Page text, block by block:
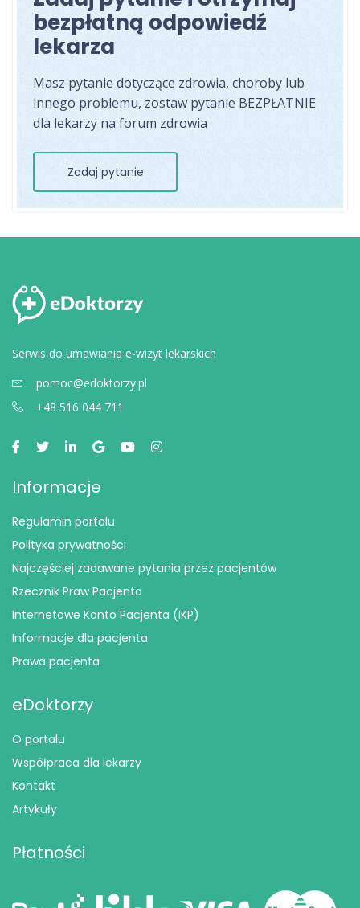
bezpłatną odpowiedź
lekarza
Masz pytanie dotyczące zdrowia, choroby lub
innego problemu, zostaw pytanie BEZPŁATNIE
dla lekarzy na forum zdrowia
Zadaj pytanie
Serwis do umawiania e-wizyt lekarskich
pomoc@edoktorzy.pl
+48 516 044 711
Informacje
Regulamin portalu
Polityka prywatności
Najczęściej zadawane pytania przez pacjentów
Rzecznik Praw Pacjenta
Internetowe Konto Pacjenta (IKP)
Informacje dla pacjenta
Prawa pacjenta
eDoktorzy
O portalu
Współpraca dla lekarzy
Kontakt
Artykuły
Płatności